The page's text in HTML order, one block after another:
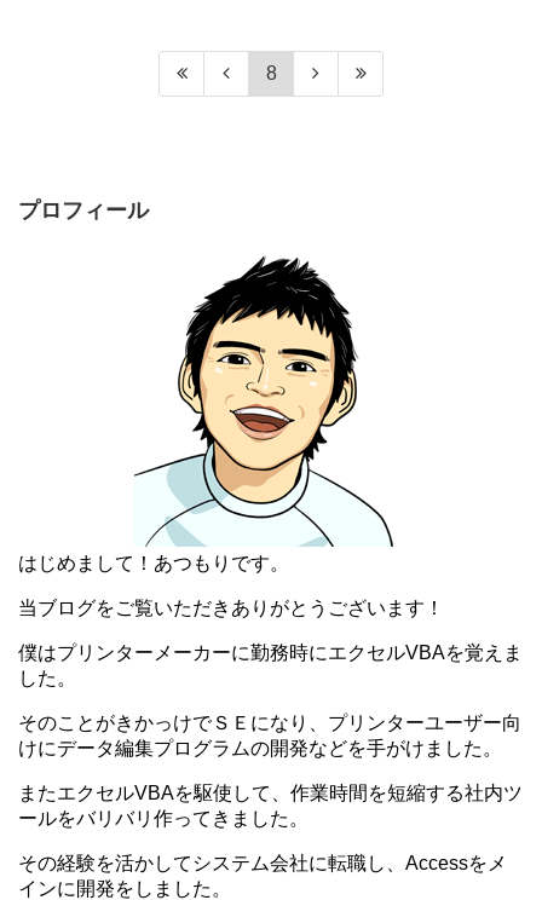
8
プロフィール
はじめまして！あつもりです。
当ブログをご覧いただきありがとうございます！
僕はプリンターメーカーに勤務時にエクセルVBAを覚えま
した。
そのことがきかっけでＳＥになり、プリンターユーザー向
けにデータ編集プログラムの開発などを手がけました。
またエクセルVBAを駆使して、作業時間を短縮する社内ツ
ールをバリバリ作ってきました。
その経験を活かしてシステム会社に転職し、Accessをメ
インに開発をしました。